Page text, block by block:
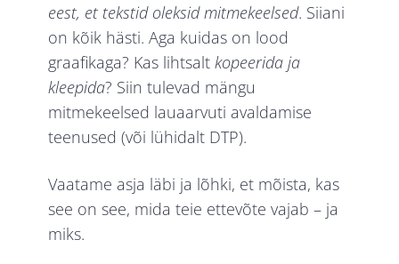
eest, et tekstid oleksid mitmekeelsed. Siiani
on kõik hästi. Aga kuidas on lood
graafikaga? Kas lihtsaltkopeerida ja
kleepida? Siin tulevad mängu
mitmekeelsed lauaarvuti avaldamise
teenused (või lühidalt DTP).
Vaatame asja läbi ja lõhki, et mõista, kas
see on see, mida teie ettevõte vajab – ja
miks.